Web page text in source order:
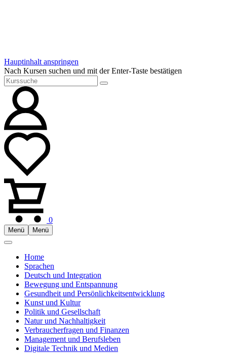
Hauptinhalt anspringen
Nach Kursen suchen und mit der Enter-Taste bestätigen
0
Menü Menü
Home
Sprachen
Deutsch und Integration
Bewegung und Entspannung
Gesundheit und Persönlichkeitsentwicklung
Kunst und Kultur
Politik und Gesellschaft
Natur und Nachhaltigkeit
Verbraucherfragen und Finanzen
Management und Berufsleben
Digitale Technik und Medien